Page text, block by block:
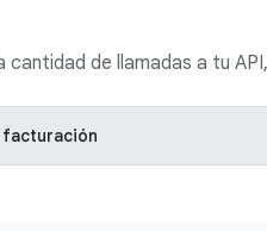
cantidad de llamadas a tu
facturación